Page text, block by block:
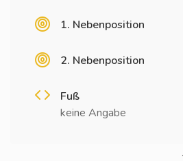
1. Nebenposition
2. Nebenposition
Fuß
keine Angabe